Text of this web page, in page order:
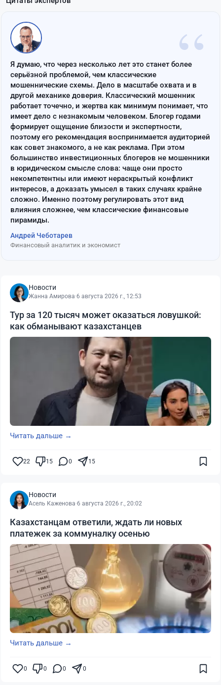
“
Я думаю, что через несколько лет это станет более
серьёзной проблемой, чем классические
мошеннические схемы. Дело в масштабе охвата и в
другой механике доверия. Классический мошенник
работает точечно, и жертва как минимум понимает, что
имеет дело с незнакомым человеком. Блогер годами
формирует ощущение близости и экспертности,
поэтому его рекомендация воспринимается аудиторией
как совет знакомого, а не как реклама. При этом
большинство инвестиционных блогеров не мошенники
в юридическом смысле слова: чаще они просто
некомпетентны или имеют нераскрытый конфликт
интересов, а доказать умысел в таких случаях крайне
сложно. Именно поэтому регулировать этот вид
влияния сложнее, чем классические финансовые
пирамиды.
Андрей Чеботарев
Финансовый аналитик и экономист
Новости
Жанна Амирова·6 августа 2026 г., 12:53
Тур за 120 тысяч может оказаться ловушкой:
как обманывают казахстанцев
Читать дальше →
22 15 0 15
Новости
Асель Каженова·6 августа 2026 г., 20:02
Казахстанцам ответили, ждать ли новых
платежек за коммуналку осенью
Читать дальше →
0 0 0 0